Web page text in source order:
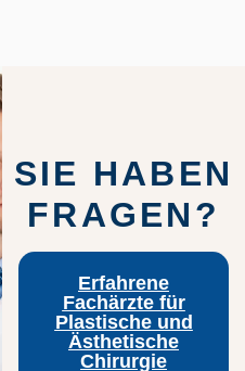
SIE HABEN
FRAGEN?
Erfahrene
Fachärzte für
Plastische und
Ästhetische
Chirurgie